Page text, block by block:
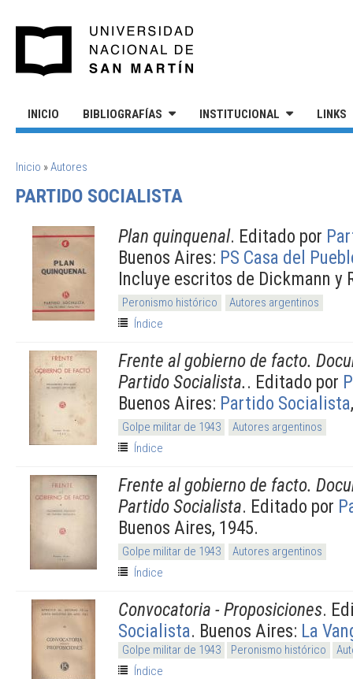
INICIO BIBLIOGRAFÍAS INSTITUCIONAL LINKS
SE ENCUENTRA USTED AQUÍ
Inicio »Autores
PARTIDO SOCIALISTA
Plan quinquenal. Editado por
Buenos Aires: PS Casa del
Incluye escritos de Dickmann y
Peronismo histórico
Autores argentinos
Índice
Frente al gobierno de facto.
Partido Socialista.. Editado por
Buenos Aires: Partido Socialista
Golpe militar de 1943
Autores argentinos
Índice
Frente al gobierno de facto.
Partido Socialista. Editado por
Buenos Aires, 1945.
Golpe militar de 1943
Autores argentinos
Índice
Convocatoria - Proposiciones.
Socialista. Buenos Aires: La
Golpe militar de 1943 Peronismo histórico
Índice